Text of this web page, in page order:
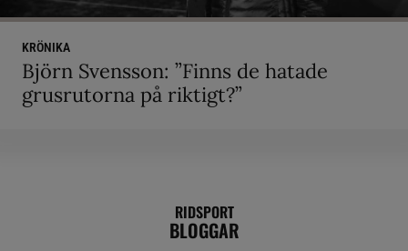
KRÖNIKA
Björn Svensson: ”Finns de hatade
grusrutorna på riktigt?”
RIDSPORT
BLOGGAR